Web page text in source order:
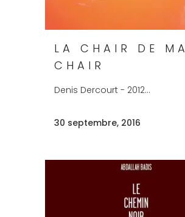
LA CHAIR DE MA
CHAIR
Denis Dercourt - 2012...
30 septembre, 2016